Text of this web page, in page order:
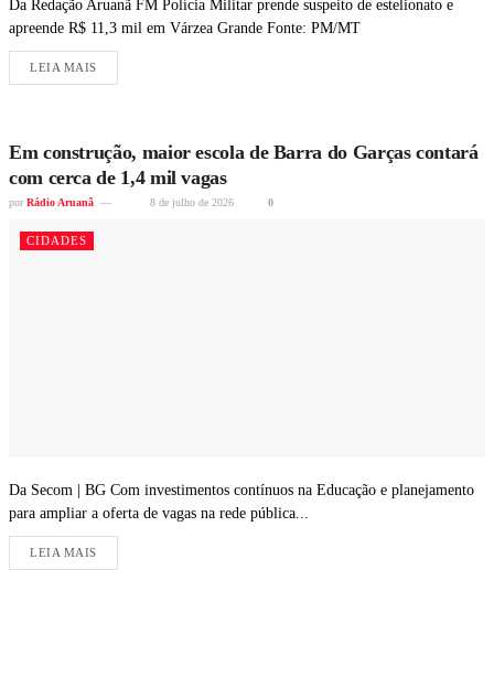
Da Redação Aruanã FM Polícia Militar prende suspeito de estelionato e
apreende R$ 11,3 mil em Várzea Grande Fonte: PM/MT
LEIA MAIS
Em construção, maior escola de Barra do Garças contará
com cerca de 1,4 mil vagas
por Rádio Aruanã 8 de julho de 2026 0
CIDADES
Da Secom | BG Com investimentos contínuos na Educação e planejamento
para ampliar a oferta de vagas na rede pública...
LEIA MAIS